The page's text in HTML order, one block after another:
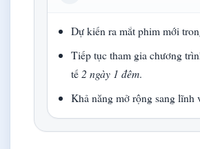
Dự kiến ra mắt phim mới
Tiếp tục tham gia chương
tế 2 ngày 1 đêm.
Khả năng mở rộng sang lĩnh